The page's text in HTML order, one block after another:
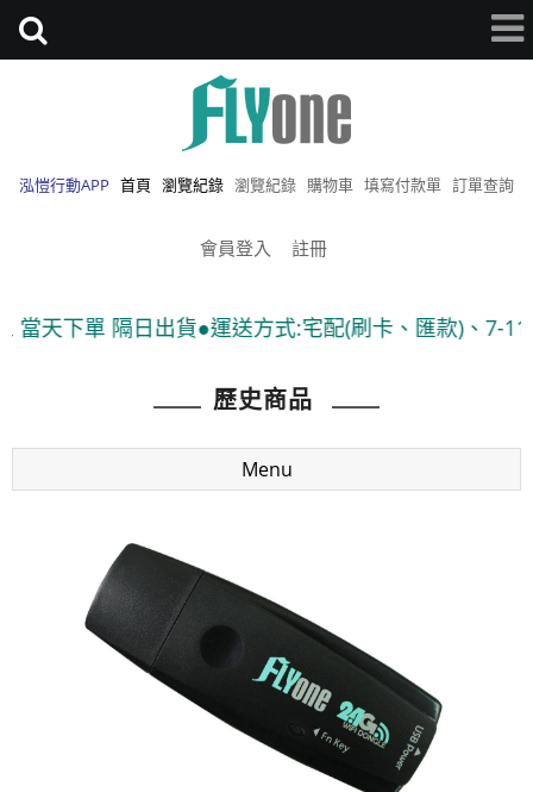
泓愷行動APP 首頁 瀏覽紀錄 瀏覽紀錄 購物車 填寫付款單 訂單查詢
會員登入 註冊
出貨●運送方式:宅配(刷卡、匯款)、7-11貨到付款 ●
歷史商品
Menu